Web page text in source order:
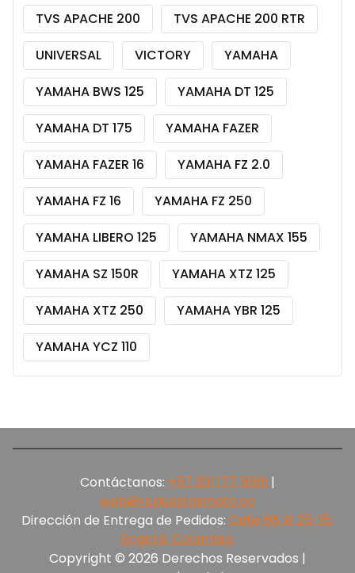
TVS APACHE 200
TVS APACHE 200 RTR
UNIVERSAL
VICTORY
YAMAHA
YAMAHA BWS 125
YAMAHA DT 125
YAMAHA DT 175
YAMAHA FAZER
YAMAHA FAZER 16
YAMAHA FZ 2.0
YAMAHA FZ 16
YAMAHA FZ 250
YAMAHA LIBERO 125
YAMAHA NMAX 155
YAMAHA SZ 150R
YAMAHA XTZ 125
YAMAHA XTZ 250
YAMAHA YBR 125
YAMAHA YCZ 110
Contáctanos: +57 301 177 5165‬ |
web@repuestosmoto.co
Dirección de Entrega de Pedidos: Calle 66 # 25-15,
Bogotá, Colombia.
Copyright © 2026 Derechos Reservados |